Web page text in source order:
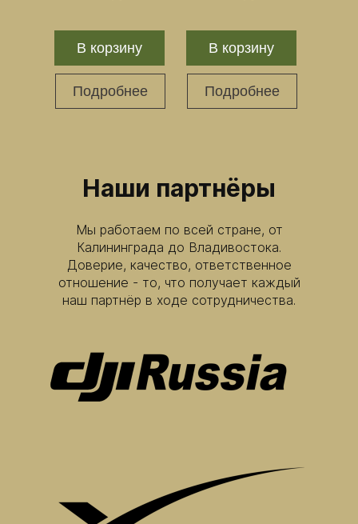
В корзину
Подробнее
В корзину
Подробнее
Наши партнёры
Мы работаем по всей стране, от
Калининграда до Владивостока.
Доверие, качество, ответственное
отношение - то, что получает каждый
наш партнёр в ходе сотрудничества.